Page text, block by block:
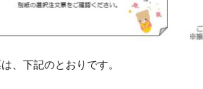
、下記のとおりです。